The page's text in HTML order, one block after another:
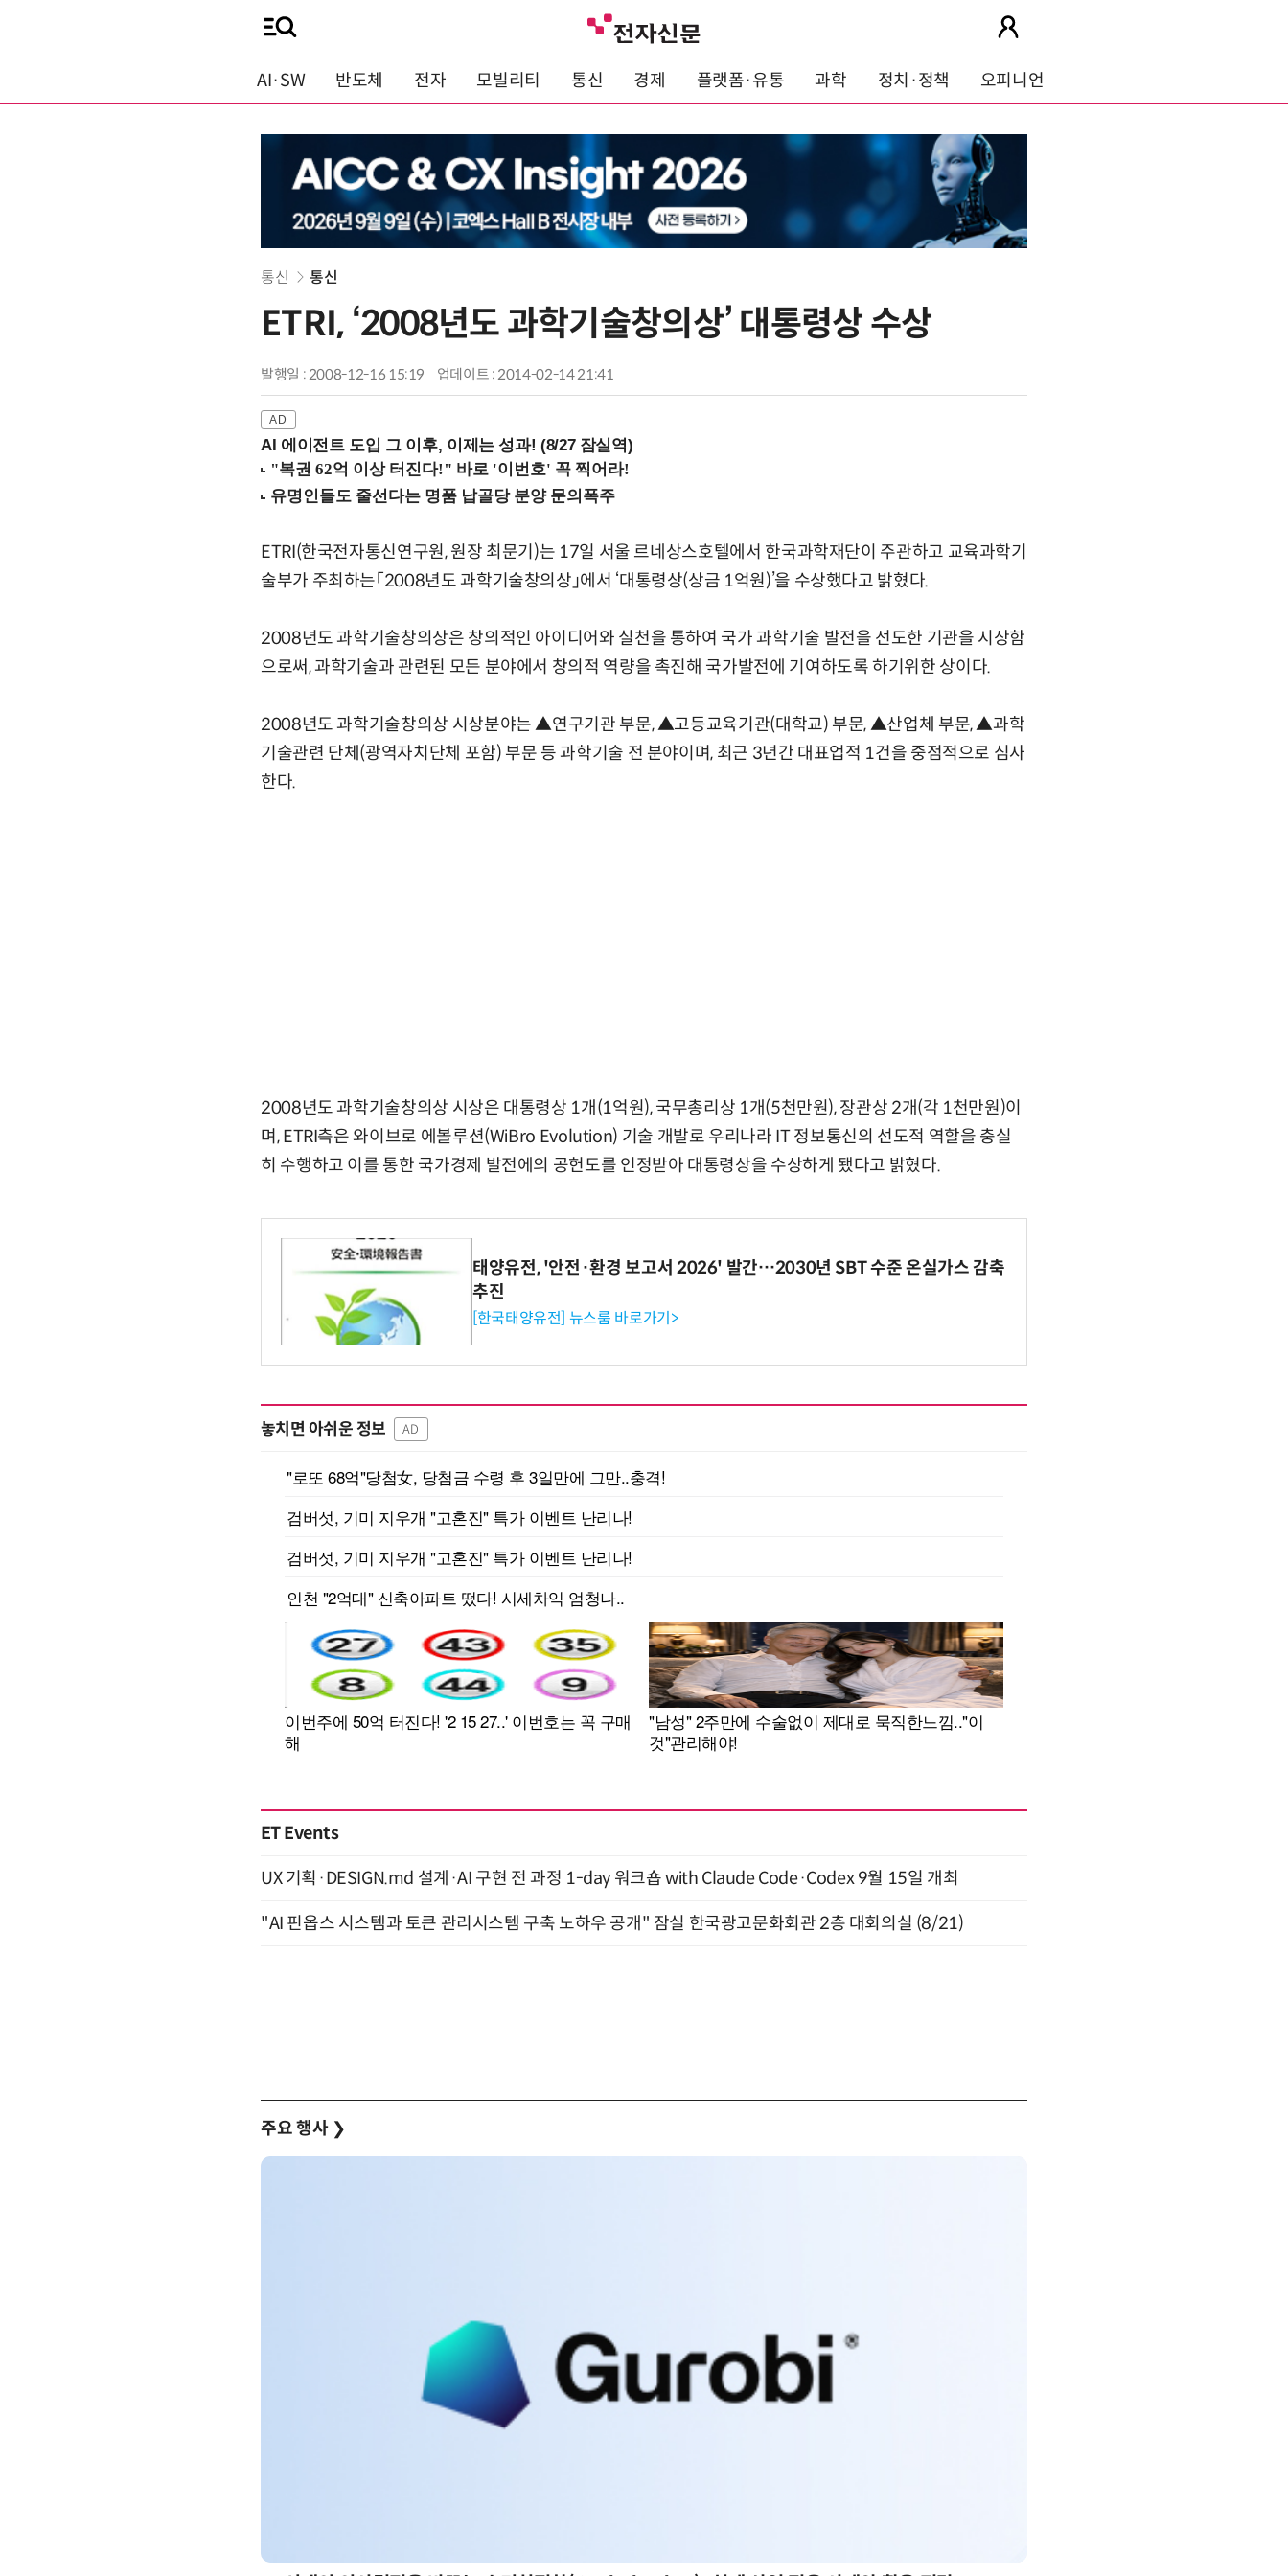
AI·SW 반도체 전자 모빌리티 통신 경제 플랫폼·유통 과학 정치·정책 오피니언
통신 통신
ETRI, ‘2008년도 과학기술창의상’ 대통령상 수상
발행일 : 2008-12-16 15:19 업데이트 : 2014-02-14 21:41
AI 에이전트 도입 그 이후, 이제는 성과! (8/27 잠실역)
ETRI(한국전자통신연구원, 원장 최문기)는 17일 서울 르네상스호텔에서 한국과학재단이 주관하고 교육과학기
술부가 주최하는「2008년도 과학기술창의상」에서 ‘대통령상(상금 1억원)’을 수상했다고 밝혔다.
2008년도 과학기술창의상은 창의적인 아이디어와 실천을 통하여 국가 과학기술 발전을 선도한 기관을 시상함
으로써, 과학기술과 관련된 모든 분야에서 창의적 역량을 촉진해 국가발전에 기여하도록 하기위한 상이다.
2008년도 과학기술창의상 시상분야는 ▲연구기관 부문, ▲고등교육기관(대학교) 부문, ▲산업체 부문, ▲과학
기술관련 단체(광역자치단체 포함) 부문 등 과학기술 전 분야이며, 최근 3년간 대표업적 1건을 중점적으로 심사
한다.
2008년도 과학기술창의상 시상은 대통령상 1개(1억원), 국무총리상 1개(5천만원), 장관상 2개(각 1천만원)이
며, ETRI측은 와이브로 에볼루션(WiBro Evolution) 기술 개발로 우리나라 IT 정보통신의 선도적 역할을 충실
히 수행하고 이를 통한 국가경제 발전에의 공헌도를 인정받아 대통령상을 수상하게 됐다고 밝혔다.
태양유전, '안전·환경 보고서 2026' 발간…2030년 SBT 수준 온실가스 감축
추진
[한국태양유전] 뉴스룸 바로가기>
놓치면 아쉬운 정보 AD
ET Events
UX 기획·DESIGN.md 설계·AI 구현 전 과정 1-day 워크숍 with Claude Code·Codex 9월 15일 개최
"AI 핀옵스 시스템과 토큰 관리시스템 구축 노하우 공개" 잠실 한국광고문화회관 2층 대회의실 (8/21)
주요 행사 ❯